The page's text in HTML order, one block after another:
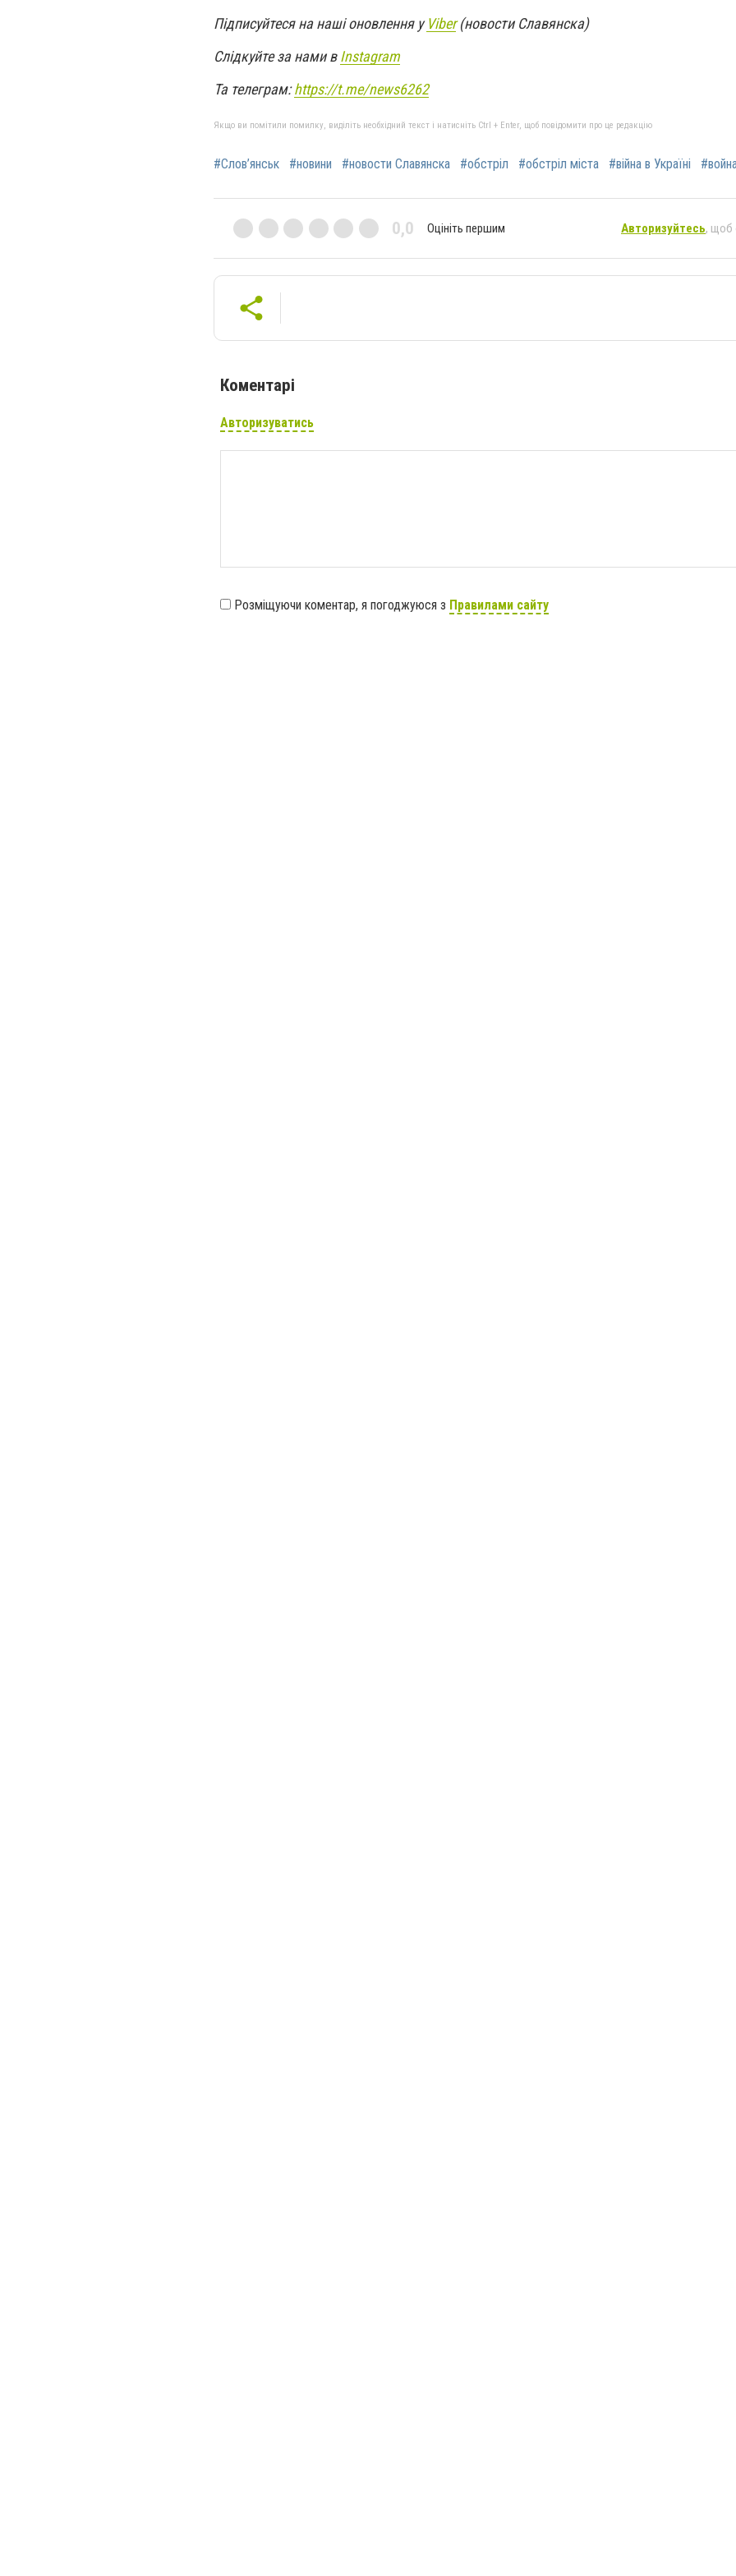
Підписуйтеся на наші оновлення уViber(новости Славянска)
Слідкуйте за нами вInstagram
Та телеграм:https://t.me/news6262
Якщо ви помітили помилку, виділіть необхідний текст і натисніть Ctrl + Enter, щоб повідомити про це редакцію
#Слов’янськ #новини #новости Славянска #обстріл #обстріл міста #війна в Україні
0,0 Оцініть першим Авторизуйтесь, щоб
Коментарі
Авторизуватись
Розміщуючи коментар, я погоджуюся з Правилами сайту